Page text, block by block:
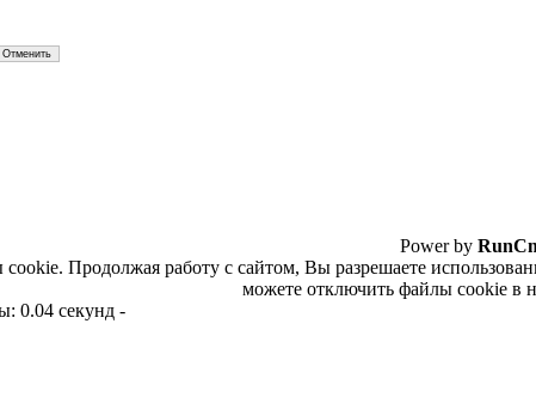
Power by
Продолжая работу с сайтом, Вы разрешаете
можете отключить файлы cookie в
0.04 секунд -